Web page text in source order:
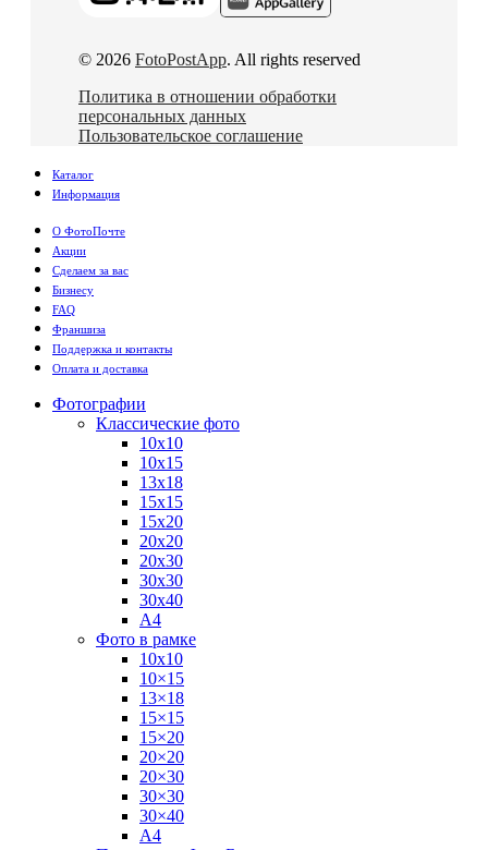
© 2026 FotoPostApp. All rights reserved
Политика в отношении обработки
персональных данных
Пользовательское соглашение
Каталог
Информация
О ФотоПочте
Акции
Сделаем за вас
Бизнесу
FAQ
Франшиза
Поддержка и контакты
Оплата и доставка
Фотографии
Классические фото
10х10
10х15
13х18
15х15
15х20
20х20
20х30
30х30
30х40
А4
Фото в рамке
10х10
10×15
13×18
15×15
15×20
20×20
20×30
30×30
30×40
A4